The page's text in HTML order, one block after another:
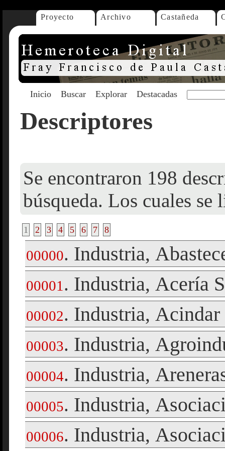
Proyecto Archivo Castañeda
Inicio Buscar Explorar Destacadas
Descriptores
Se encontraron 198
búsqueda. Los cuales se
1 2 3 4 5 6 7 8
00000. Industria,
00001 . Industria, Acería
00002. Industria, Acindar
00003. Industria,
00004. Industria,
00005. Industria,
00006. Industria,